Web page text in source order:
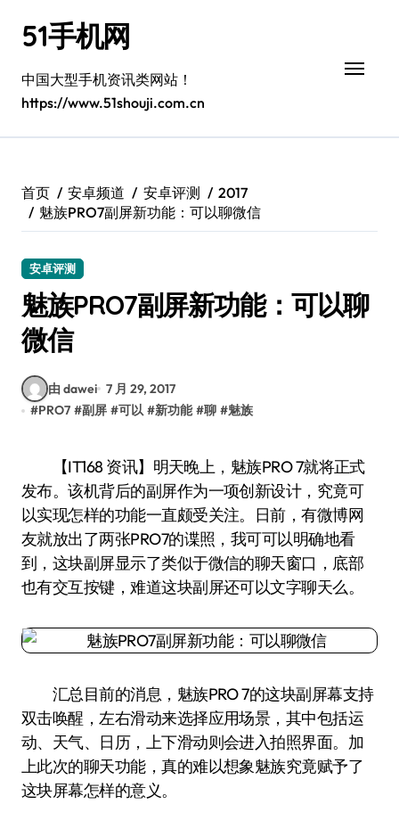
51手机网
中国大型手机资讯类网站！
https://www.51shouji.com.cn
首页 安卓频道 安卓评测
2017
魅族PRO7副屏新功能：可以聊微信
安卓评测
魅族PRO7副屏新功能：可以聊
微信
由 dawei 7 月 29, 2017
#PRO7 #副屏 #可以 #新功能 #聊 #魅族
【IT168 资讯】明天晚上，魅族PRO 7就将正式
发布。该机背后的副屏作为一项创新设计，究竟可
以实现怎样的功能一直颇受关注。日前，有微博网
友就放出了两张PRO7的谍照，我可可以明确地看
到，这块副屏显示了类似于微信的聊天窗口，底部
也有交互按键，难道这块副屏还可以文字聊天么。
汇总目前的消息，魅族PRO 7的这块副屏幕支持
双击唤醒，左右滑动来选择应用场景，其中包括运
动、天气、日历，上下滑动则会进入拍照界面。加
上此次的聊天功能，真的难以想象魅族究竟赋予了
这块屏幕怎样的意义。